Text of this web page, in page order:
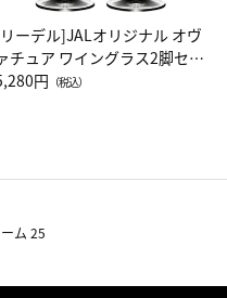
ーデル]JALオリジナル オヴ
チュア ワイングラス2脚セッ
（レッドワイン）
円 （税込）
ム 25